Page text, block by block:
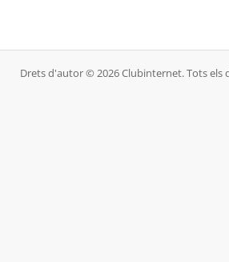
Drets d'autor © 2026 Clubinternet. Tots els